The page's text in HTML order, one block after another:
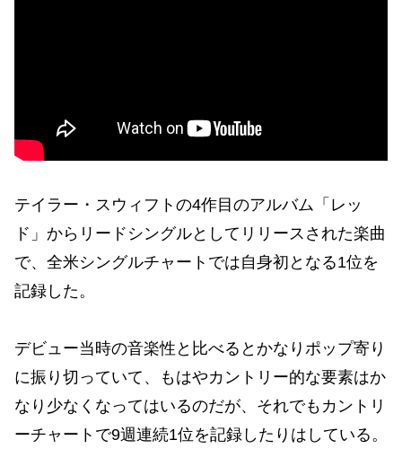
テイラー・スウィフトの4作目のアルバム「レッ
ド」からリードシングルとしてリリースされた楽曲
で、全米シングルチャートでは自身初となる1位を
記録した。
デビュー当時の音楽性と比べるとかなりポップ寄り
に振り切っていて、もはやカントリー的な要素はか
なり少なくなってはいるのだが、それでもカントリ
ーチャートで9週連続1位を記録したりはしている。